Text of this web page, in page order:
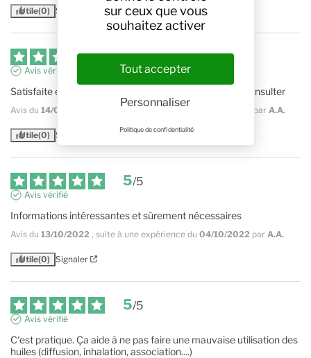
sur ceux que vous
souhaitez activer
Tout accepter
Personnaliser
Politique de confidentialité
Utile(0) Signaler
5/5
Avis vérifié
Satisfaite en tout point  un véritable bréviaire facile à consulter
Avis du 14/09/2023 , suite à une expérience du par A.A.
Utile(0) Signaler
5/5
Avis vérifié
Informations intéressantes et sûrement nécessaires
Avis du 13/10/2022 , suite à une expérience du 04/10/2022 par A.A.
Utile(0) Signaler
5/5
Avis vérifié
C‘est pratique. Ça aide à ne pas faire une mauvaise utilisation des
huiles (diffusion, inhalation, association....)